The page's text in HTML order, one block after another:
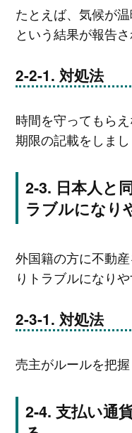
たとえば、気候が
という結果が報告さ
対処法
時間を守ってもら
期限の記載をしまし
日本人と
ラブルになり
外国籍の方に不動
りトラブルになり
対処法
売主がルールを把握
支払い通